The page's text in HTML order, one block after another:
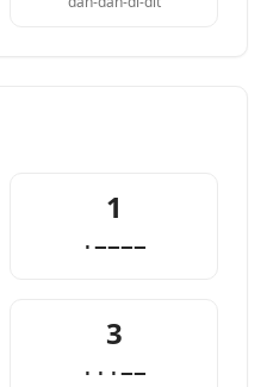
1
·−−−−
3
···−−